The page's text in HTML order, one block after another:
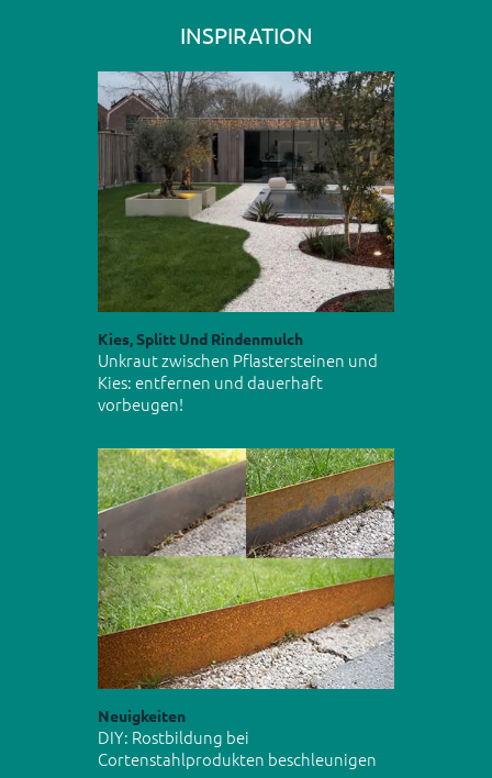
INSPIRATION
Kies, Splitt Und Rindenmulch
Unkraut zwischen Pflastersteinen und
Kies: entfernen und dauerhaft
vorbeugen!
Neuigkeiten
DIY: Rostbildung bei
Cortenstahlprodukten beschleunigen